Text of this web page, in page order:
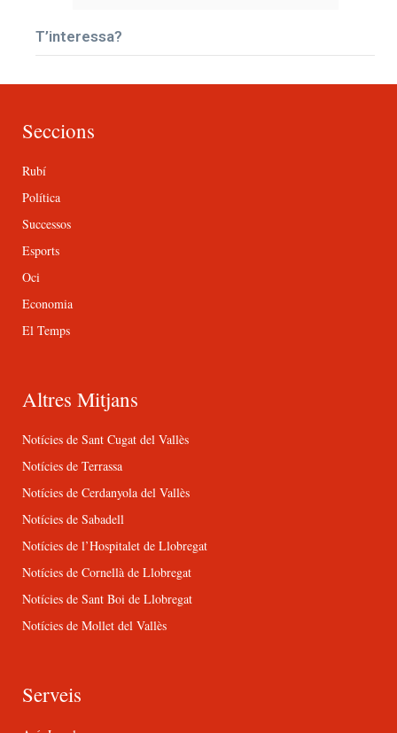
T’interessa?
Seccions
Rubí
Política
Successos
Esports
Oci
Economia
El Temps
Altres Mitjans
Notícies de Sant Cugat del Vallès
Notícies de Terrassa
Notícies de Cerdanyola del Vallès
Notícies de Sabadell
Notícies de l’Hospitalet de Llobregat
Notícies de Cornellà de Llobregat
Notícies de Sant Boi de Llobregat
Notícies de Mollet del Vallès
Serveis